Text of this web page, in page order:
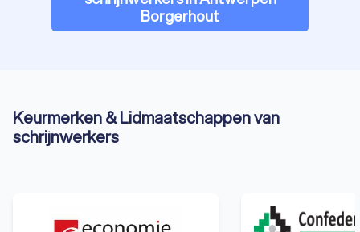
Borgerhout
Keurmerken & Lidmaatschappen van
schrijnwerkers